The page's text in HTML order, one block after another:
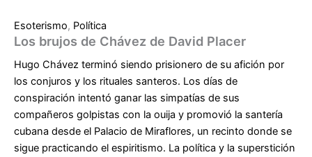
Esoterismo, Política
Los brujos de Chávez de David Placer
Hugo Chávez terminó siendo prisionero de su afición por
los conjuros y los rituales santeros. Los días de
conspiración intentó ganar las simpatías de sus
compañeros golpistas con la ouija y promovió la santería
cubana desde el Palacio de Miraflores, un recinto donde se
sigue practicando el espiritismo. La política y la superstición